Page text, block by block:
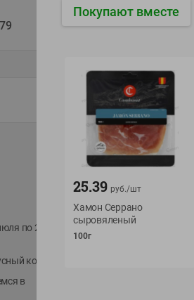
по 22
код
в
Специально для вас
Акции
Местное известное
ЭКОлиния
Покупают вместе
25.39 руб./шт
Хамон Серрано
сыровяленый
100г